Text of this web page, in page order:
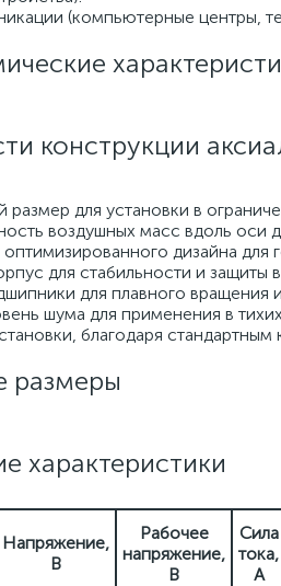
(компьютерные центры,
конструкции
размер для установки в
воздушных масс вдоль оси
оптимизированного дизайна
для стабильности и защиты
для плавного вращения
шума для применения в
благодаря
размеры
характеристики
Напряжение,
В
Рабочее
напряжение,
В
Сила
тока,
А